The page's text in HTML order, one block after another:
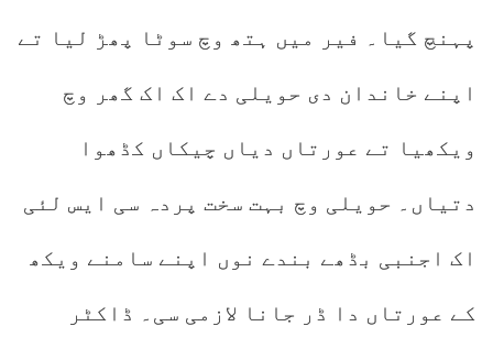
پہنچ گیا۔ فیر میں ہتھ وچ سوٹا پھڑ لیا تے
اپنے خاندان دی حویلی دے اک اک گھر وچ
ویکھیا تے عورتاں دیاں چیکاں کڈھوا
دتیاں۔ حویلی وچ بہت سخت پردہ سی ایس لئی
اک اجنبی بڈھے بندے نوں اپنے سامنے ویکھ
کے عورتاں دا ڈر جانا لازمی سی۔ ڈاکٹر